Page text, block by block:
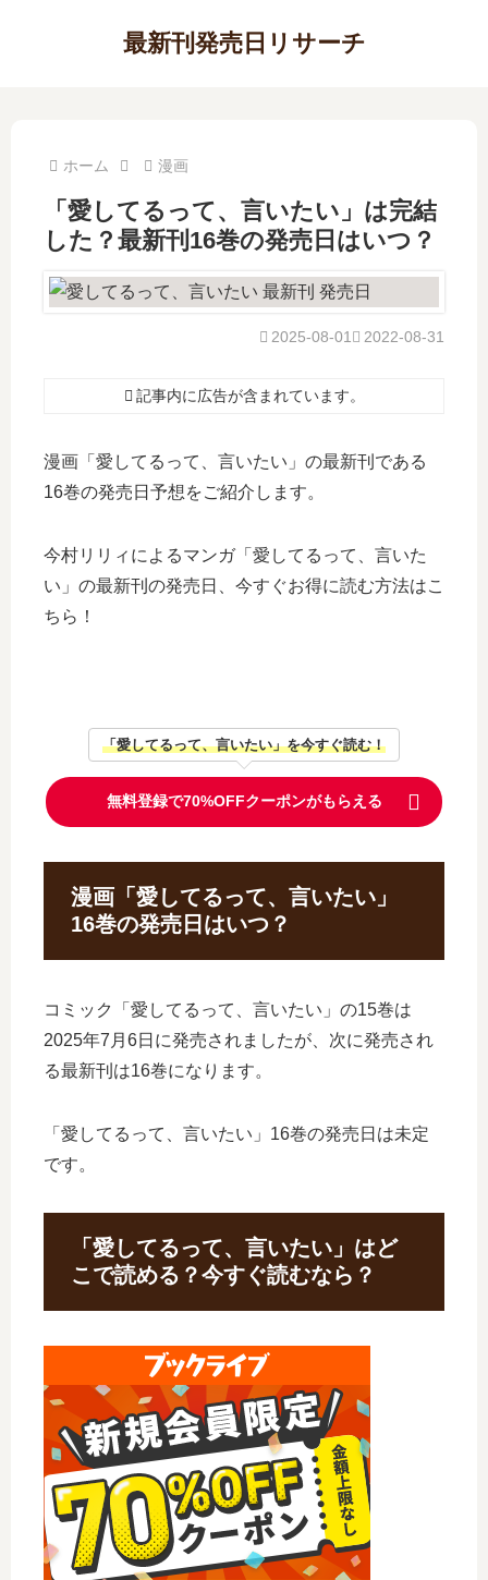
最新刊発売日リサーチ
ホーム 漫画
「愛してるって、言いたい」は完結
した？最新刊16巻の発売日はいつ？
2022-08-31
2025-08-01
記事内に広告が含まれています。
漫画「愛してるって、言いたい」の最新刊である
16巻の発売日予想をご紹介します。
今村リリィによるマンガ「愛してるって、言いた
い」の最新刊の発売日、今すぐお得に読む方法はこ
ちら！
「愛してるって、言いたい」を今すぐ読む！
無料登録で70%OFFクーポンがもらえる
漫画「愛してるって、言いたい」
16巻の発売日はいつ？
コミック「愛してるって、言いたい」の15巻は
2025年7月6日に発売されましたが、次に発売され
る最新刊は16巻になります。
「愛してるって、言いたい」16巻の発売日は未定
です。
「愛してるって、言いたい」はど
こで読める？今すぐ読むなら？